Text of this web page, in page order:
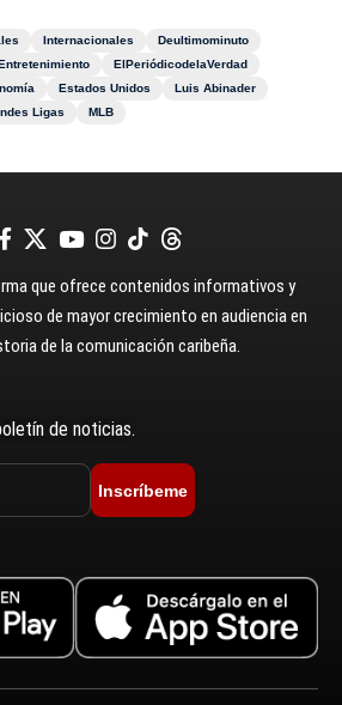
Internacionales
Deultimominuto
Entretenimiento
ElPeriódicodelaVerdad
Estados Unidos
Luis Abinader
Ligas MLB
que ofrece contenidos informativos y
de mayor crecimiento en audiencia en
de la comunicación caribeña.
de noticias.
Inscríbeme